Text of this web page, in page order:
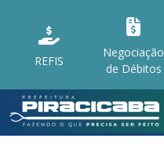
REFIS
Negociação
de Débitos